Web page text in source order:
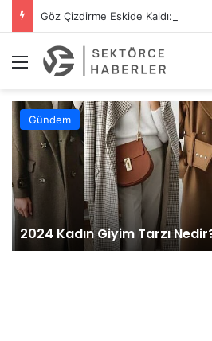
Menü
Gündem
2024 Kadın Giyim Tarzı